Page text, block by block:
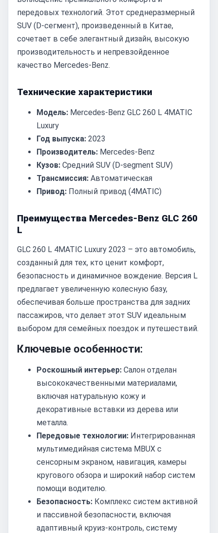
передовых технологий. Этот среднеразмерный
SUV (D-сегмент), произведенный в Китае,
сочетает в себе элегантный дизайн, высокую
производительность и непревзойденное
качество Mercedes-Benz.
Технические характеристики
Модель: Mercedes-Benz GLC 260 L 4MATIC
Luxury
Год выпуска: 2023
Производитель: Mercedes-Benz
Кузов: Средний SUV (D-segment SUV)
Трансмиссия: Автоматическая
Привод: Полный привод (4MATIC)
Преимущества Mercedes-Benz GLC 260
L
GLC 260 L 4MATIC Luxury 2023 – это автомобиль,
созданный для тех, кто ценит комфорт,
безопасность и динамичное вождение. Версия L
предлагает увеличенную колесную базу,
обеспечивая больше пространства для задних
пассажиров, что делает этот SUV идеальным
выбором для семейных поездок и путешествий.
Ключевые особенности:
Роскошный интерьер: Салон отделан
высококачественными материалами,
включая натуральную кожу и
декоративные вставки из дерева или
металла.
Передовые технологии: Интегрированная
мультимедийная система MBUX с
сенсорным экраном, навигация, камеры
кругового обзора и широкий набор систем
помощи водителю.
Безопасность: Комплекс систем активной
и пассивной безопасности, включая
адаптивный круиз-контроль, систему